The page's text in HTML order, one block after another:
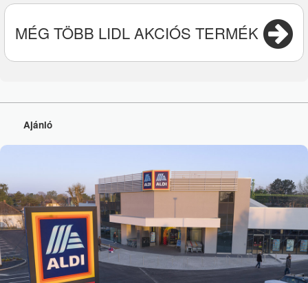
MÉG TÖBB LIDL AKCIÓS TERMÉK
Ajánló